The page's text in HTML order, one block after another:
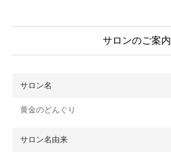
サロンのご案内
サロン名
黄金のどんぐり
サロン名由来